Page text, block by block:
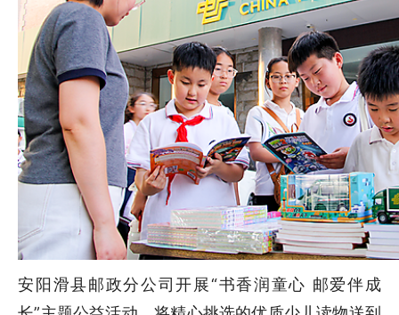
安阳滑县邮政分公司开展“书香润童心 邮爱伴成